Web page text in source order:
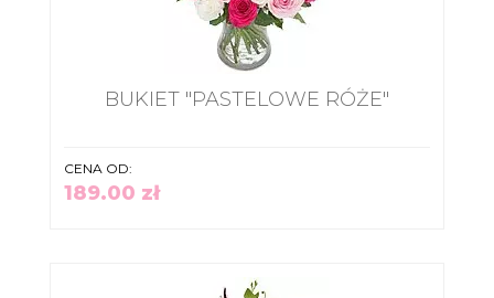
BUKIET "PASTELOWE RÓŻE"
CENA OD:
189.00 zł